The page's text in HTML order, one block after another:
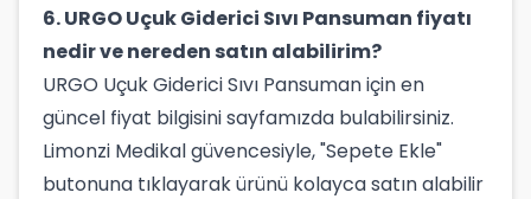
6. URGO Uçuk Giderici Sıvı Pansuman fiyatı
nedir ve nereden satın alabilirim?
URGO Uçuk Giderici Sıvı Pansuman için en
güncel fiyat bilgisini sayfamızda bulabilirsiniz.
Limonzi Medikal güvencesiyle, "Sepete Ekle"
butonuna tıklayarak ürünü kolayca satın alabilir